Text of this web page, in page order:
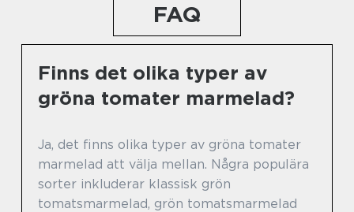
FAQ
Finns det olika typer av
gröna tomater marmelad?
Ja, det finns olika typer av gröna tomater
marmelad att välja mellan. Några populära
sorter inkluderar klassisk grön
tomatsmarmelad, grön tomatsmarmelad